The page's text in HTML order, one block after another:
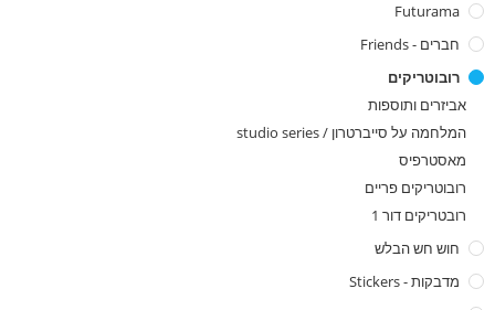
Futurama
חברים - Friends
רובוטריקים
אביזרים ותוספות
המלחמה על סייברטרון / studio series
מאסטרפיס
רובוטריקים פריים
רובטריקים דור 1
חוש חש הבלש
מדבקות - Stickers